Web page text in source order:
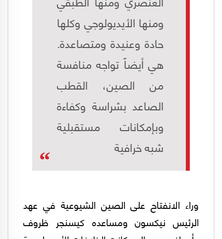
ومنها الأيديولوجي وكلها
حادة وعنيدة ومتصاعدة.
هي أيضاً تواجه منافسة
من الصين، القطب
الصاعد بشراسة وكفاءة
وبإمكانات مستقبلية
شبه خرافية
وراء الانفتاح على الصين الشيوعية في عهد
الرئيس نيكسون ومساعده كيسنجر ظروف